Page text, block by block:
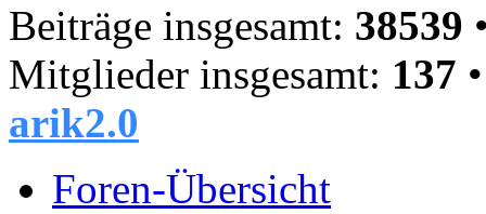
Beiträge insgesamt: 38539
Mitglieder insgesamt: 137
arik2.0
Foren-Übersicht